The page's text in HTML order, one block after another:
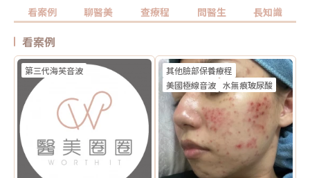
看案例 聊醫美 查療程 問醫生 長知識
看案例
第三代海芙音波
其他臉部保養療程
美國極線音波 水無痕玻尿酸